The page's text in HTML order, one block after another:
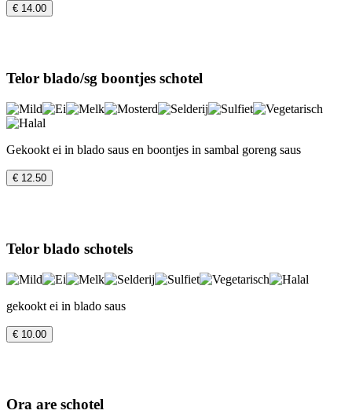
€ 14.00
Telor blado/sg boontjes schotel
Gekookt ei in blado saus en boontjes in sambal goreng saus
€ 12.50
Telor blado schotels
gekookt ei in blado saus
€ 10.00
Ora are schotel